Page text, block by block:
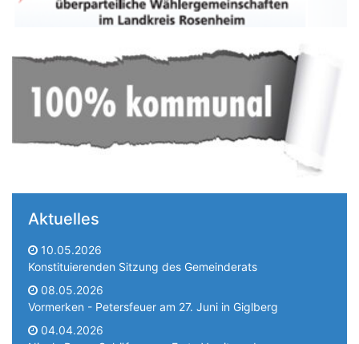
Aktuelles
10.05.2026
Konstituierenden Sitzung des Gemeinderats
08.05.2026
Vormerken - Petersfeuer am 27. Juni in Giglberg
04.04.2026